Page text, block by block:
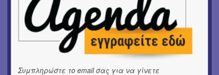
ΕΙΚΑΣΤΙΚΑ
Θανάσης Λάλας-Κώστας Τσόκλης - Συνομιλώντας με
εικόνες και λέξεις
«Μήδεια» του Ευριπίδη | Σκην.: Nikita Milivojević
Συμπληρώστε το email σας για να γίνετε